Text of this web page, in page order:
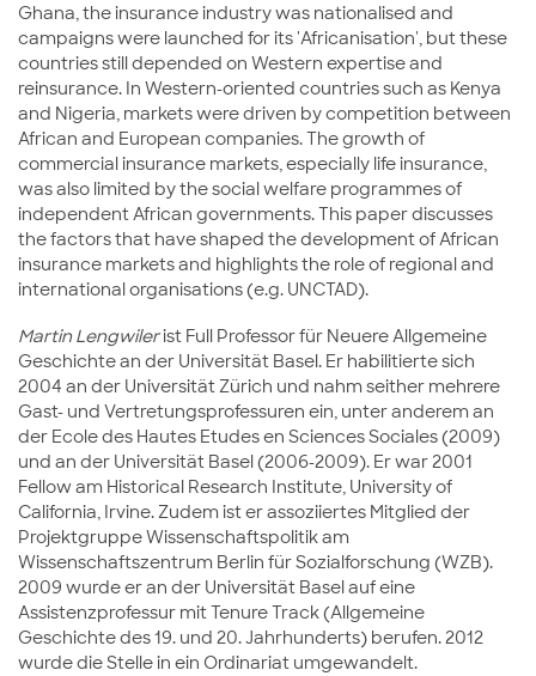
Ghana, the insurance industry was nationalised and
campaigns were launched for its 'Africanisation', but these
countries still depended on Western expertise and
reinsurance. In Western-oriented countries such as Kenya
and Nigeria, markets were driven by competition between
African and European companies. The growth of
commercial insurance markets, especially life insurance,
was also limited by the social welfare programmes of
independent African governments. This paper discusses
the factors that have shaped the development of African
insurance markets and highlights the role of regional and
international organisations (e.g. UNCTAD).
Martin Lengwilerist Full Professor für Neuere Allgemeine
Geschichte an der Universität Basel. Er habilitierte sich
2004 an der Universität Zürich und nahm seither mehrere
Gast- und Vertretungsprofessuren ein, unter anderem an
der Ecole des Hautes Etudes en Sciences Sociales (2009)
und an der Universität Basel (2006-2009). Er war 2001
Fellow am Historical Research Institute, University of
California, Irvine. Zudem ist er assoziiertes Mitglied der
Projektgruppe Wissenschaftspolitik am
Wissenschaftszentrum Berlin für Sozialforschung (WZB).
2009 wurde er an der Universität Basel auf eine
Assistenzprofessur mit Tenure Track (Allgemeine
Geschichte des 19. und 20. Jahrhunderts) berufen. 2012
wurde die Stelle in ein Ordinariat umgewandelt.